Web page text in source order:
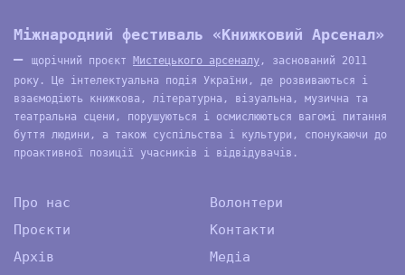
Міжнародний фестиваль «Книжковий Арсенал»
—
щорічний проєкт Мистецького арсеналу , заснований 2011
року. Це інтелектуальна подія України, де розвиваються і
взаємодіють книжкова, літературна, візуальна, музична та
театральна сцени, порушуються і осмислюються вагомі питання
буття людини, а також суспільства і культури, спонукаючи до
проактивної позиції учасників і відвідувачів.
Про нас
Проєкти
Архів
Волонтери
Контакти
Медіа